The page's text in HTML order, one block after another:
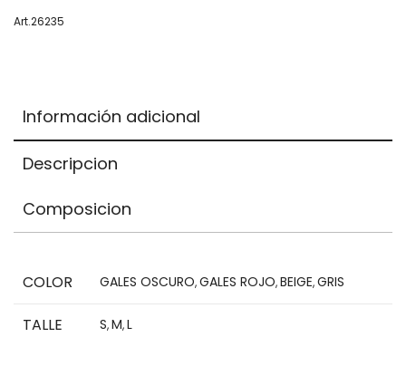
Your
Art.26235
Información adicional
Descripcion
Composicion
COLOR GALES OSCURO,GALES ROJO,BEIGE,GRIS
TALLE S,M,L